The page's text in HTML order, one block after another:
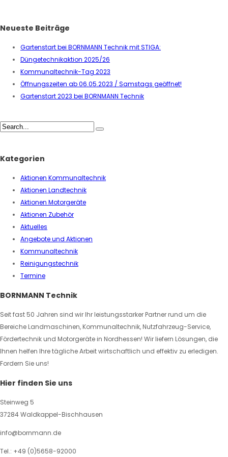
Neueste Beiträge
Gartenstart bei BORNMANN Technik mit STIGA:
Düngetechnikaktion 2025/26
Kommunaltechnik-Tag 2023
Öffnungszeiten ab 06.05.2023 / Samstags geöffnet!
Gartenstart 2023 bei BORNMANN Technik
Kategorien
Aktionen Kommunaltechnik
Aktionen Landtechnik
Aktionen Motorgeräte
Aktionen Zubehör
Aktuelles
Angebote und Aktionen
Kommunaltechnik
Reinigungstechnik
Termine
BORNMANN Technik
Seit fast 50 Jahren sind wir Ihr leistungsstarker Partner rund um die
Bereiche Landmaschinen, Kommunaltechnik, Nutzfahrzeug-Service,
Fördertechnik und Motorgeräte in Nordhessen! Wir liefern Lösungen, die
Ihnen helfen Ihre tägliche Arbeit wirtschaftlich und effektiv zu erledigen.
Fordern Sie uns!
Hier finden Sie uns
Steinweg 5
37284 Waldkappel-Bischhausen
info@bornmann.de
Tel.: +49 (0)5658-92000